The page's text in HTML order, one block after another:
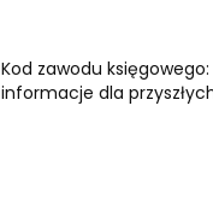
Kod zawodu
informacje dla